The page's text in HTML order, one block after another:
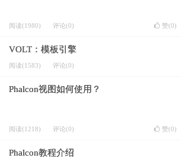
阅读(1980) 评论(0) 赞(0)
VOLT：模板引擎
阅读(1583) 评论(0)
Phalcon视图如何使用？
阅读(1218) 评论(0) 赞(0)
Phalcon教程介绍